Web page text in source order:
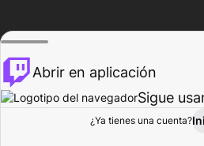
Explorar
Abrir en aplicación
Sigue
¿Ya tienes una cuenta?